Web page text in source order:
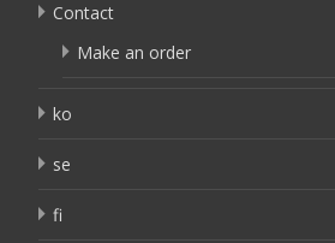
Contact
Make an order
ko
se
fi